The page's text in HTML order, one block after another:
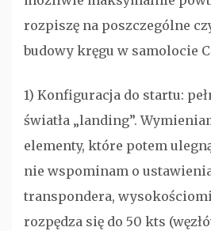
rozpiszę na poszczególne
budowy kręgu w samolocie
1) Konfiguracja do startu:
światła „landing”.
elementy, które potem
nie wspominam o
transpondera,
rozpędza się do 50 kts